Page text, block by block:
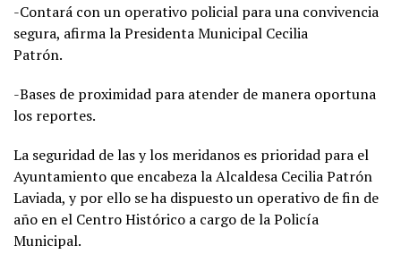
-Contará con un operativo policial para una convivencia
segura, afirma la Presidenta Municipal Cecilia
Patrón.
-Bases de proximidad para atender de manera oportuna
los reportes.
La seguridad de las y los meridanos es prioridad para el
Ayuntamiento que encabeza la Alcaldesa Cecilia Patrón
Laviada, y por ello se ha dispuesto un operativo de fin de
año en el Centro Histórico a cargo de la Policía
Municipal.